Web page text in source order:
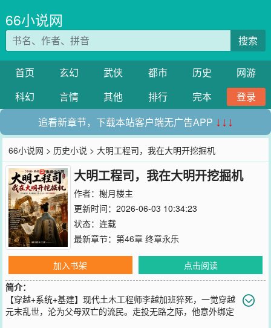
66小说网
搜索
首页 玄幻 武侠 都市 历史
网游
科幻
言情 其他 排行 完本
登录
追看新章节，下载本站客户端无广告APP ↓↓↓
66小说网 > 历史小说 > 大明工程司，我在大明开挖掘机
大明工程司，我在大明开挖掘机
作者： 榭月楼主
更新时间：2026-06-03 10:34:23
状态：连载
最新章节： 第46章 终章永乐
加入书架
点击阅读
简介：
【穿越+系统+基建】现代土木工程师李越加班猝死，一觉穿越
元末乱世，沦为父母双亡的流民。走投无路之际，他意外绑定